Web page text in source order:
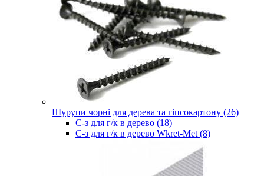
Шурупи чорні для дерева та гіпсокартону (26)
С-з для г/к в дерево (18)
С-з для г/к в дерево Wkret-Met (8)